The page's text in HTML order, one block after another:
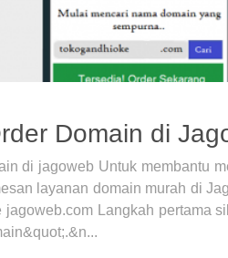
Domain di
di jagoweb Untuk membantu
layanan domain murah di
jagoweb.com Langkah pertama